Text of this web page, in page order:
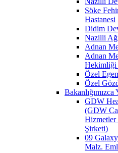
Söke
Hastanesi
Didim
Nazilli
Adnan
Adnan
Hekimliği
Özel
Özel
GDW
(GDW
Hizmetler
Şirketi)
09
Malz.